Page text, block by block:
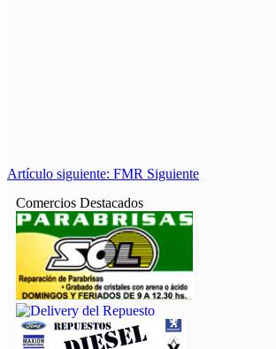
Artículo siguiente: FMR Siguiente
Comercios Destacados